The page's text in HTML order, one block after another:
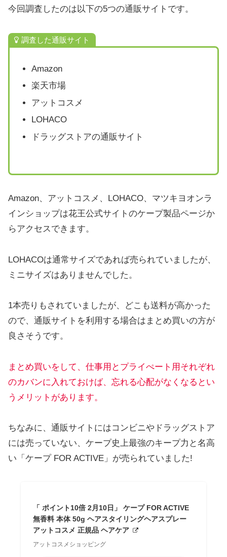
今回調査したのは以下の5つの通販サイトです。
調査した通販サイト
Amazon
楽天市場
アットコスメ
LOHACO
ドラッグストアの通販サイト
Amazon、アットコスメ、LOHACO、マツキヨオンラ
インショップは花王公式サイトのケープ製品ページか
らアクセスできます。
LOHACOは通常サイズであれば売られていましたが、
ミニサイズはありませんでした。
1本売りもされていましたが、どこも送料が高かった
ので、通販サイトを利用する場合はまとめ買いの方が
良さそうです。
まとめ買いをして、仕事用とプライぺート用それぞれ
のカバンに入れておけば、忘れる心配がなくなるとい
うメリットがあります。
ちなみに、通販サイトにはコンビニやドラッグストア
には売っていない、ケープ史上最強のキープ力と名高
い「ケープ FOR ACTIVE」が売られていました!
「 ポイント10倍 2月10日」 ケープ FOR ACTIVE
無香料 本体 50g ヘアスタイリングヘアスプレー
アットコスメ 正規品 ヘアケア
アットコスメショッピング